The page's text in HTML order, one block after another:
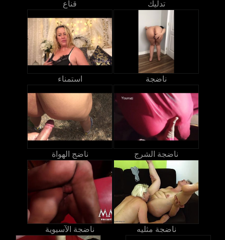
قناع تدليك
استمناء ناضجة
ناضج الهواة ناضجة الشرج
ناضجة الآسيوية ناضجة مثليه